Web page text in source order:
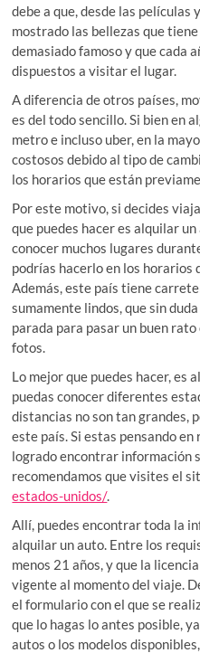
debe a que, desde las películas
mostrado las bellezas que
demasiado famoso y que cada
dispuestos a visitar el lugar.
A diferencia de otros países,
es del todo sencillo. Si bien en
metro e incluso uber, en la
costosos debido al tipo de
los horarios que están
Por este motivo, si decides
que puedes hacer es alquilar
conocer muchos lugares
podrías hacerlo en los horarios
Además, este país tiene
sumamente lindos, que sin
parada para pasar un buen
fotos.
Lo mejor que puedes hacer, es
puedas conocer diferentes
distancias no son tan grandes,
este país. Si estas pensando
logrado encontrar información
recomendamos que visites el
estados-unidos/.
Allí, puedes encontrar toda la
alquilar un auto. Entre los
menos 21 años, y que la
vigente al momento del viaje.
el formulario con el que se
que lo hagas lo antes posible,
autos o los modelos